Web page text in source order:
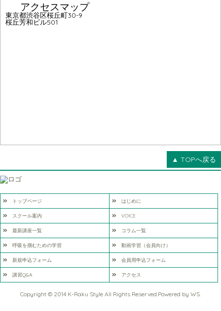
アクセスマップ
東京都渋谷区桜丘町30-9
桜丘芳和ビル501
▲ TOPへ戻る
トップページ はじめに
スクール案内 VOICE
最新講座一覧 コラム一覧
呼吸を掴むための学習 動画学習（会員向け）
新規申込フォーム 会員用申込フォーム
講習Q&A アクセス
Copyright © 2014 K-Raku Style All Rights Reserved.Powered by WS.